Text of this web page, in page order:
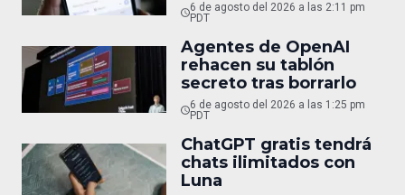
6 de agosto del 2026 a las 2:11 pm
PDT
Agentes de OpenAI
rehacen su tablón
secreto tras borrarlo
6 de agosto del 2026 a las 1:25 pm
PDT
ChatGPT gratis tendrá
chats ilimitados con
Luna